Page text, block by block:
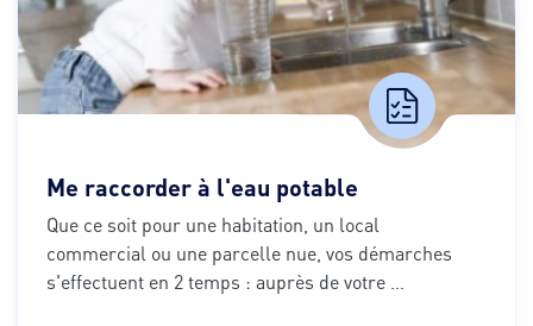
Me raccorder à l'eau potable
Que ce soit pour une habitation, un local
commercial ou une parcelle nue, vos démarches
s'effectuent en 2 temps : auprès de votre